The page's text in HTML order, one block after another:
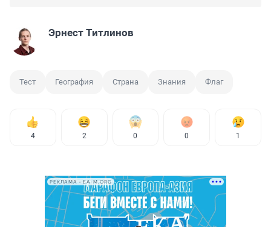
Эрнест Титлинов
Тест География Страна Знания Флаг
4 2 0 0 1
РЕКЛАМА • EA-M.ORG